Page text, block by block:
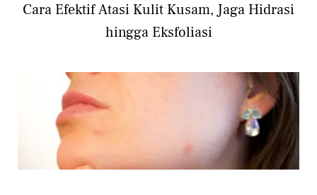
Cara Efektif Atasi Kulit Kusam, Jaga Hidrasi
hingga Eksfoliasi